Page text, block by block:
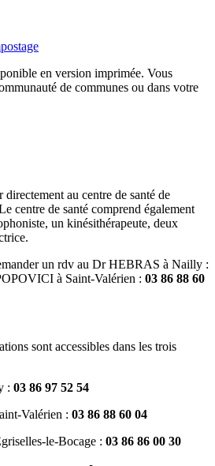
en version imprimée. Vous
de communes ou dans votre
directement au centre de santé de
centre de santé comprend également
un kinésithérapeute, deux
un rdv au Dr HEBRAS à Nailly :
à Saint-Valérien : 03 86 88 60
sont accessibles dans les trois
: 03 86 97 52 54
Valérien : 03 86 88 60 04
le-Bocage : 03 86 86 00 30